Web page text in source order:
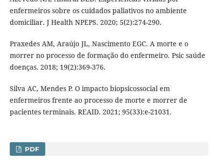
enfermeiros sobre os cuidados paliativos no ambiente
domiciliar. J Health NPEPS. 2020; 5(2):274-290.
Praxedes AM, Araújo JL, Nascimento EGC. A morte e o
morrer no processo de formação do enfermeiro. Psic saúde
doenças. 2018; 19(2):369-376.
Silva AC, Mendes P. O impacto biopsicossocial em
enfermeiros frente ao processo de morte e morrer de
pacientes terminais. REAID. 2021; 95(33):e-21031.
PDF